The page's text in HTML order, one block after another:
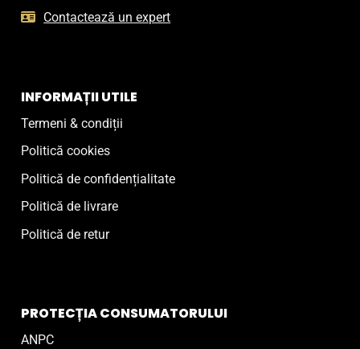
Contactează un expert
INFORMAȚII UTILE
Termeni & condiții
Politică cookies
Politică de confidențialitate
Politică de livrare
Politică de retur
PROTECȚIA CONSUMATORULUI
ANPC